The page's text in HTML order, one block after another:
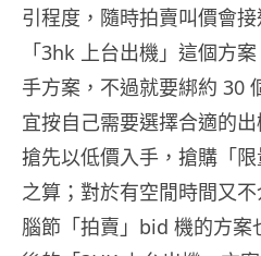
引程度，隨時拍賣叫價會
「3hk 上台出機」這個方
手方案，不過就要綁約 30
宜按自己需要選擇合適的
搶先以低價入手，搶購「
之算；對於有空閒時間又
腦節「拍賣」bid 機的方案